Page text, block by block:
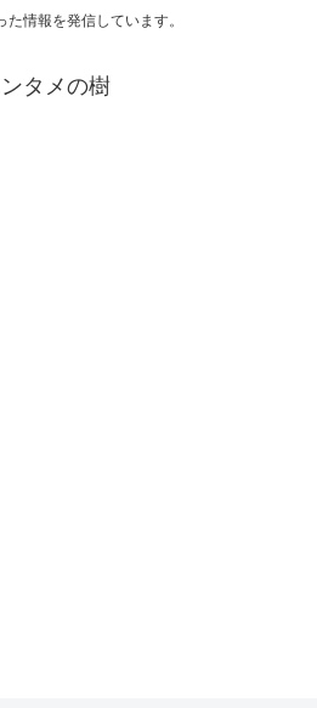
た情報を発信しています。
タメの樹